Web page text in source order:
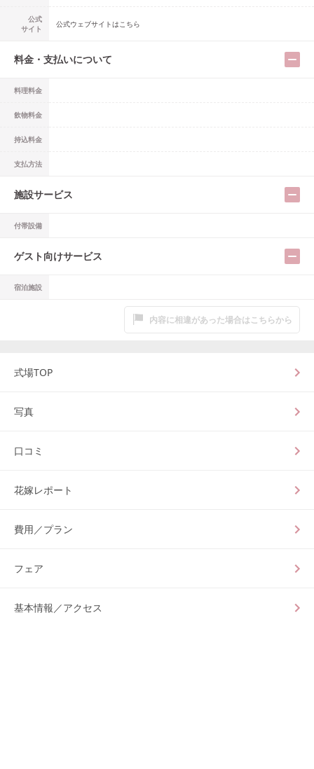
公式
サイト
公式ウェブサイトはこちら
料金・支払いについて
料理料金
飲物料金
持込料金
支払方法
施設サービス
付帯設備
ゲスト向けサービス
宿泊施設
内容に相違があった場合はこちらから
式場TOP
写真
口コミ
花嫁レポート
費用／プラン
フェア
基本情報／アクセス